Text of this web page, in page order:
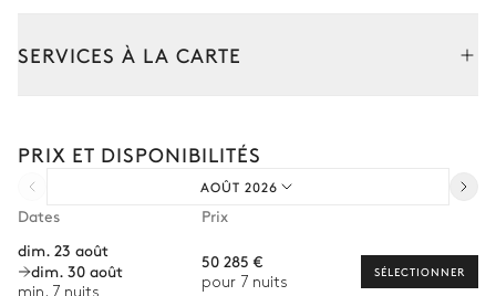
Cuisine pour le personnel
Balcon
Lit double inséparable
TV
Dressing
SERVICES À LA CARTE
Location de voiture
Personnel de maison supplémentaire
Babysitter
PRIX ET DISPONIBILITÉS
AOÛT 2026
Dates
Prix
dim. 23 août
dim. 30 août
min. 7 nuits
50 285 €
pour 7 nuits
SÉLECTIONNER